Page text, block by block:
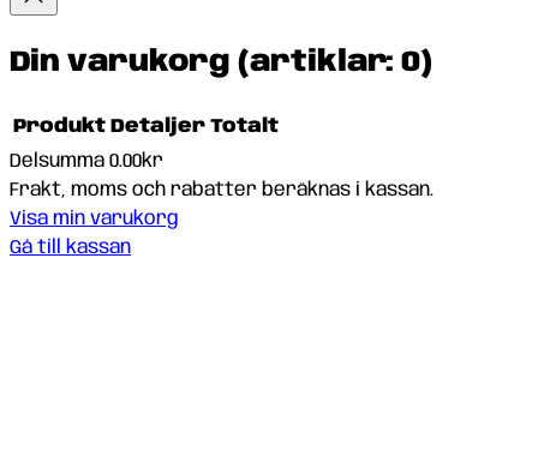
Din varukorg (artiklar: 0)
Produkter
i
Produkt Detaljer Totalt
Delsumma 0.00kr
Frakt, moms och rabatter beräknas i kassan.
Visa min varukorg
Gå till kassan